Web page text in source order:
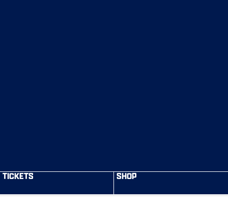
TICKETS SHOP